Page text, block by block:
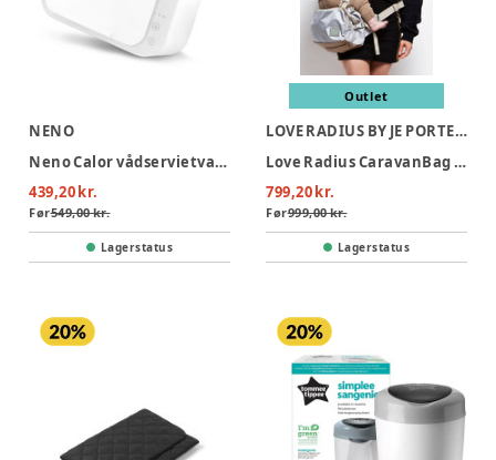
NENO
Neno Calor vådservietvarmer
439,20 kr.
Før549,00 kr.
Lagerstatus
Outlet
LOVE RADIUS BY JE PORTE MON BEBÉ
Love Radius CaravanBag - Grey
799,20 kr.
Før999,00 kr.
Lagerstatus